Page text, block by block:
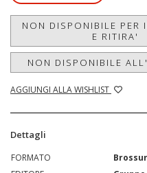
NON DISPONIBILE PER
E RITIRA'
NON DISPONIBILE
AGGIUNGI ALLA WISHLIST
Dettagli
FORMATO